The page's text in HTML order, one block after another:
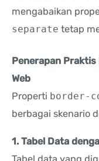
mengabaikan
separate tetap
Penerapan
Web
Properti border-
berbagai skenario
1. Tabel Data